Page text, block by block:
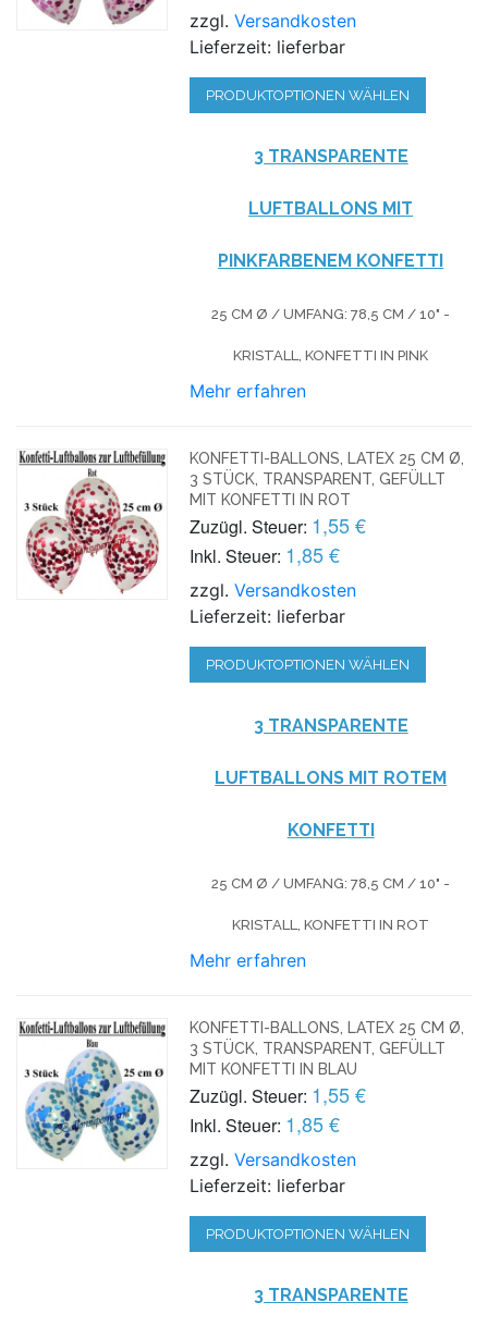
zzgl.Versandkosten
Lieferzeit: lieferbar
PRODUKTOPTIONEN WÄHLEN
3 TRANSPARENTE
LUFTBALLONS MIT
PINKFARBENEM KONFETTI
25 CM Ø / UMFANG: 78,5 CM / 10" -
KRISTALL, KONFETTI IN PINK
Mehr erfahren
KONFETTI-BALLONS, LATEX 25 CM Ø,
3 STÜCK, TRANSPARENT, GEFÜLLT
MIT KONFETTI IN ROT
Zuzügl. Steuer: 1,55 €
Inkl. Steuer: 1,85 €
zzgl.Versandkosten
Lieferzeit: lieferbar
PRODUKTOPTIONEN WÄHLEN
3 TRANSPARENTE
LUFTBALLONS MIT ROTEM
KONFETTI
25 CM Ø / UMFANG: 78,5 CM / 10" -
KRISTALL, KONFETTI IN ROT
Mehr erfahren
KONFETTI-BALLONS, LATEX 25 CM Ø,
3 STÜCK, TRANSPARENT, GEFÜLLT
MIT KONFETTI IN BLAU
Zuzügl. Steuer: 1,55 €
Inkl. Steuer: 1,85 €
zzgl.Versandkosten
Lieferzeit: lieferbar
PRODUKTOPTIONEN WÄHLEN
3 TRANSPARENTE